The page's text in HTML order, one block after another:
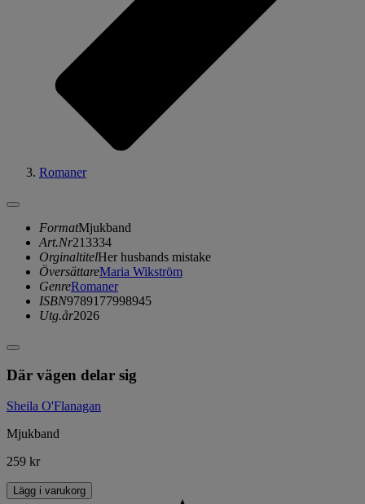
Romaner
FormatMjukband
Art.Nr213334
OrginaltitelHer husbands mistake
ÖversättareMaria Wikström
GenreRomaner
ISBN9789177998945
Utg.år2026
Där vägen delar sig
Sheila O'Flanagan
Mjukband
259 kr
Lägg i varukorg